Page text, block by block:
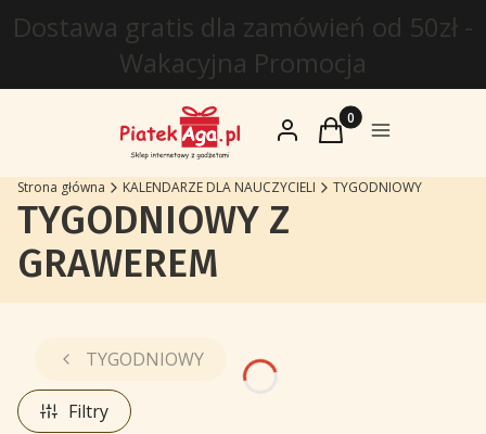
Dostawa gratis dla zamówień od 50zł -
Wakacyjna Promocja
Zaloguj sięProdukty w koszyku:
KoszykMenu
Strona główna KALENDARZE DLA NAUCZYCIELI TYGODNIOWY
TYGODNIOWY Z
GRAWEREM
TYGODNIOWY
Filtry